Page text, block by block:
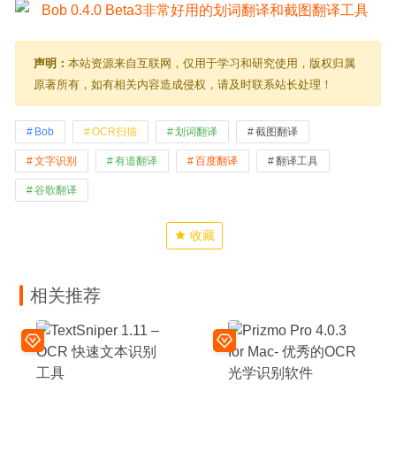
声明： 本站资源来自互联网，仅用于学习和研究使用，版权归属
原著所有，如有相关内容造成侵权，请及时联系站长处理！
Bob OCR扫描 划词翻译 截图翻译
文字识别 有道翻译 百度翻译 翻译工具
谷歌翻译
收藏
相关推荐